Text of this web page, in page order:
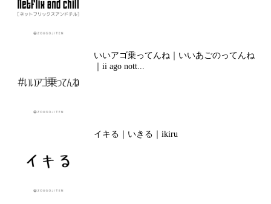
いいアゴ乗ってんね｜いいあごのってんね
｜ii ago nott...
イキる｜いきる｜ikiru